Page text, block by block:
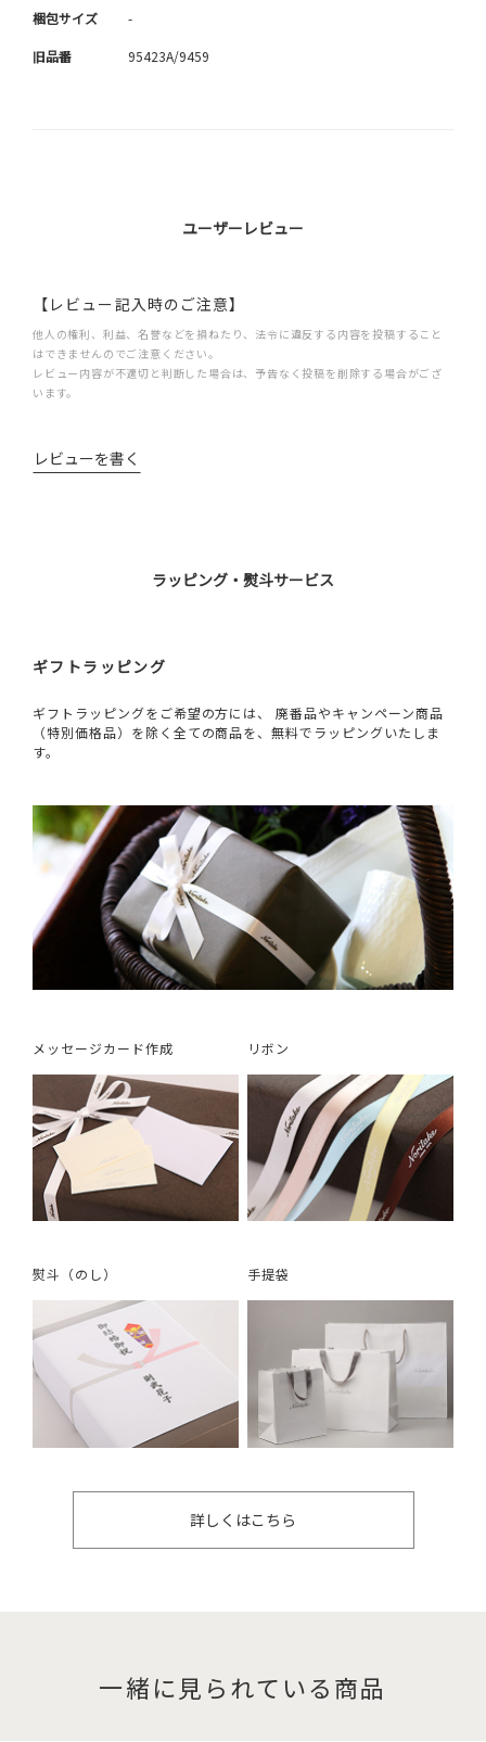
梱包サイズ -
旧品番 95423A/9459
ユーザーレビュー
【レビュー記入時のご注意】
他人の権利、利益、名誉などを損ねたり、法令に違反する内容を投稿すること
はできませんのでご注意ください。
レビュー内容が不適切と判断した場合は、予告なく投稿を削除する場合がござ
います。
レビューを書く
ラッピング・熨斗サービス
ギフトラッピング
ギフトラッピングをご希望の方には、 廃番品やキャンペーン商品
（特別価格品）を除く全ての商品を、無料でラッピングいたしま
す。
メッセージカード作成 リボン
熨斗（のし） 手提袋
詳しくはこちら
一緒に見られている商品